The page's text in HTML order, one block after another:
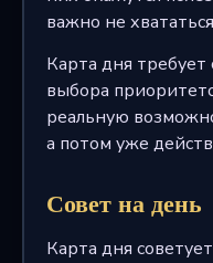
важно не
Карта дня
выбора
реальную
а потом уже
Совет на день
Карта дня